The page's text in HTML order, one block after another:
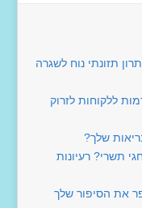
תזונתי נוח לשגרה
ללקוחות לזרוק
תשרי? רעיונות
את הסיפור שלך